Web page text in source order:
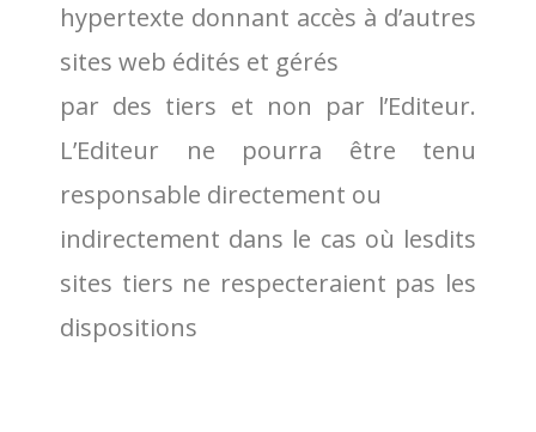
hypertexte donnant accès à d’autres
sites web édités et gérés
par des tiers et non par l’Editeur.
L’Editeur ne pourra être tenu
responsable directement ou
indirectement dans le cas où lesdits
sites tiers ne respecteraient pas les
dispositions